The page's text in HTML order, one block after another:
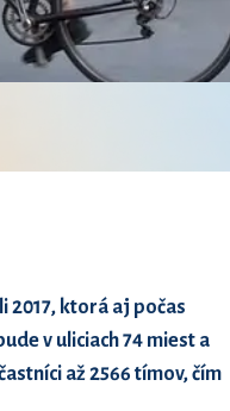
2017, ktorá aj počas
v uliciach 74 miest a
až 2566 tímov, čím